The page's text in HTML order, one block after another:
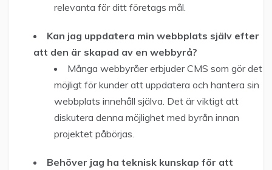
relevanta för ditt företags mål.
Kan jag uppdatera min webbplats själv efter
att den är skapad av en webbyrå?
Många webbyråer erbjuder CMS som gör det
möjligt för kunder att uppdatera och hantera sin
webbplats innehåll själva. Det är viktigt att
diskutera denna möjlighet med byrån innan
projektet påbörjas.
Behöver jag ha teknisk kunskap för att